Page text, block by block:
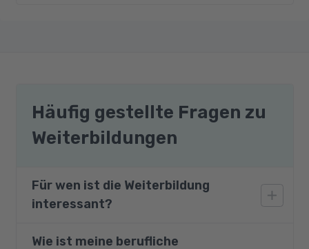
Häufig gestellte Fragen zu
Weiterbildungen
Für wen ist die Weiterbildung
interessant?
Die Weiterbildung zur
Wie ist meine berufliche